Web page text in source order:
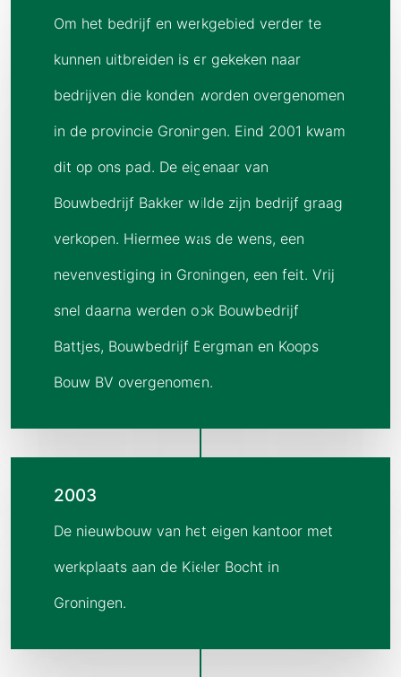
Om het bedrijf en werkgebied verder te
kunnen uitbreiden is er gekeken naar
bedrijven die konden worden overgenomen
in de provincie Groningen. Eind 2001 kwam
dit op ons pad. De eigenaar van
Bouwbedrijf Bakker wilde zijn bedrijf graag
verkopen. Hiermee was de wens, een
nevenvestiging in Groningen, een feit. Vrij
snel daarna werden ook Bouwbedrijf
Battjes, Bouwbedrijf Bergman en Koops
Bouw BV overgenomen.
2003
De nieuwbouw van het eigen kantoor met
werkplaats aan de Kieler Bocht in
Groningen.